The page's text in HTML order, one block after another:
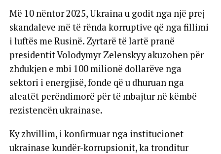
Më 10 nëntor 2025, Ukraina u godit nga një prej
skandaleve më të rënda korruptive që nga fillimi
i luftës me Rusinë. Zyrtarë të lartë pranë
presidentit Volodymyr Zelenskyy akuzohen për
zhdukjen e mbi 100 milionë dollarëve nga
sektori i energjisë, fonde që u dhuruan nga
aleatët perëndimorë për të mbajtur në këmbë
rezistencën ukrainase.
Ky zhvillim, i konfirmuar nga institucionet
ukrainase kundër-korrupsionit, ka tronditur